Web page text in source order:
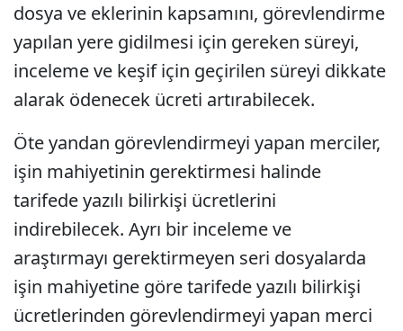
dosya ve eklerinin kapsamını, görevlendirme
yapılan yere gidilmesi için gereken süreyi,
inceleme ve keşif için geçirilen süreyi dikkate
alarak ödenecek ücreti artırabilecek.
Öte yandan görevlendirmeyi yapan merciler,
işin mahiyetinin gerektirmesi halinde
tarifede yazılı bilirkişi ücretlerini
indirebilecek. Ayrı bir inceleme ve
araştırmayı gerektirmeyen seri dosyalarda
işin mahiyetine göre tarifede yazılı bilirkişi
ücretlerinden görevlendirmeyi yapan merci